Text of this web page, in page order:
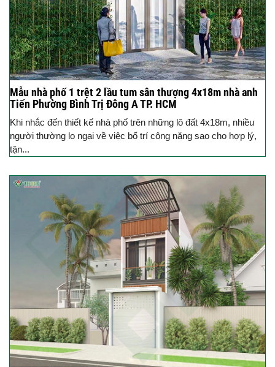
Mẫu nhà phố 1 trệt 2 lầu tum sân thượng 4x18m nhà anh
Tiến Phường Bình Trị Đông A TP. HCM
Khi nhắc đến thiết kế nhà phố trên những lô đất 4x18m, nhiều
người thường lo ngại về việc bố trí công năng sao cho hợp lý,
tận...